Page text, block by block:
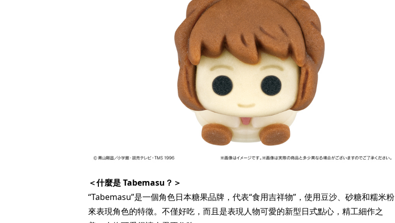
＜什麼是 Tabemasu？＞
“Tabemasu”是一個角色日本糖果品牌，代表“食用吉祥物”，使用豆沙、砂糖和糯米粉
來表現角色的特徵。不僅好吃，而且是表現人物可愛的新型日式點心，精工細作之